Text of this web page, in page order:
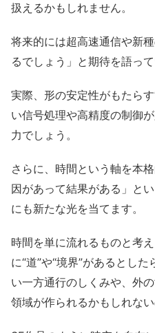
扱えるかもしれません。
将来的には超高速通信や新
るでしょう」と期待を語って
実際、形の安定性がもたら
い信号処理や高精度の制御
力でしょう。
さらに、時間という軸を本
因があって結果がある」と
にも新たな光を当てます。
時間を単に流れるものと考
に“道”や“境界”があるとし
い一方通行のしくみや、外
領域が作られるかもしれない